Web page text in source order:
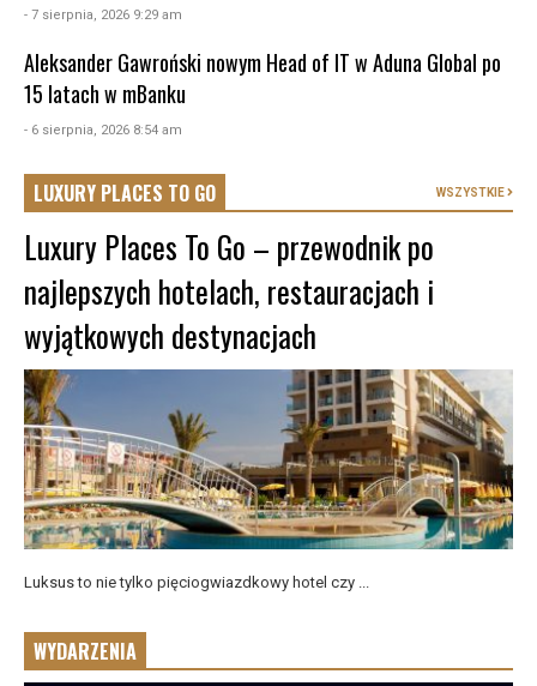
- 7 sierpnia, 2026 9:29 am
Aleksander Gawroński nowym Head of IT w Aduna Global po
15 latach w mBanku
- 6 sierpnia, 2026 8:54 am
LUXURY PLACES TO GO WSZYSTKIE
Luxury Places To Go – przewodnik po
najlepszych hotelach, restauracjach i
wyjątkowych destynacjach
Luksus to nie tylko pięciogwiazdkowy hotel czy ...
WYDARZENIA